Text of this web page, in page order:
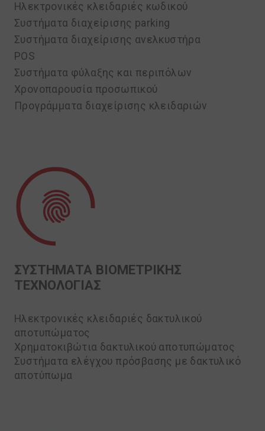
Ηλεκτρονικές κλειδαριές κωδικού
Συστήματα διαχείρισης parking
Συστήματα διαχείρισης ανελκυστήρα
POS
Συστήματα φύλαξης και περιπόλων
Χρονοπαρουσία προσωπικού
Προγράμματα διαχείρισης κλειδαριών
ΣΥΣΤΗΜΑΤΑ ΒΙΟΜΕΤΡΙΚΗΣ
ΤΕΧΝΟΛΟΓΙΑΣ
Ηλεκτρονικές κλειδαριές δακτυλικού
αποτυπώματος
Χρηματοκιβώτια δακτυλικού αποτυπώματος
Συστήματα ελέγχου πρόσβασης με δακτυλικό
αποτύπωμα